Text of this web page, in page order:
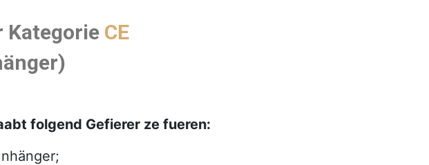
Kategorie CE
folgend Gefierer ze fueren: